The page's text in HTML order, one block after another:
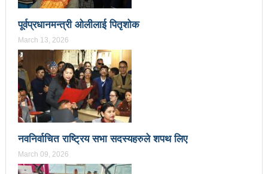
नदिइएको प्रतिवेदनमा (पूर्णपाठ)
निगमको गरिमाको रक्षा गर्ने संकल्प गर्नुपर्छ : उड्डयनमन्त्री
तामाङ
बेलकोटगढीको चौथो नगरअधिवेसनः नीति तथा कार्यक्रम
सर्वसम्मत पारित
अछाम छाउपडी घटनाबारे राष्ट्रिय सभामा जवाफ दिन
गृहमन्त्रीलाई अध्यक्षको निर्देशन
ट्राफिक प्रहरीबाट कुटिए सर्वसाधारण
पूर्वप्रधानमन्त्री ओलीलाई पितृशोक
March 13, 2026
नवनिर्वाचित राष्ट्रिय सभा सदस्यहरुले शपथ लिए
March 09, 2026